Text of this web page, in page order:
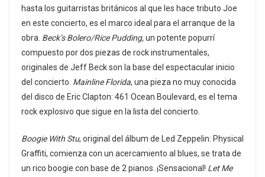
hasta los guitarristas británicos al que les hace tributo Joe
en este concierto, es el marco ideal para el arranque de la
obra. Beck’s Bolero/Rice Pudding,un potente popurrí
compuesto por dos piezas de rock instrumentales,
originales de Jeff Beck son la base del espectacular inicio
del concierto. Mainline Florida, una pieza no muy conocida
del disco de Eric Clapton: 461 Ocean Boulevard, es el tema
rock explosivo que sigue en la lista del concierto.
Boogie With Stu, original del álbum de Led Zeppelin: Physical
Graffiti, comienza con un acercamiento al blues, se trata de
un rico boogie con base de 2 pianos. ¡Sensacional! Let Me